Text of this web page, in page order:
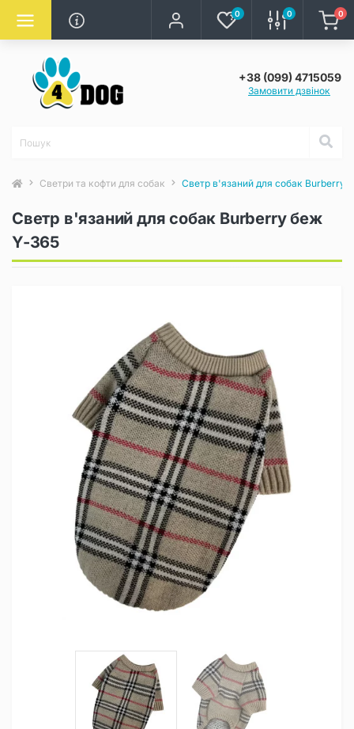
0 0 0
+38 (099) 4715059
Замовити дзвінок
Светри та кофти для собак Светр в'язаний для собак Burberry
Светр в'язаний для собак Burberry беж
Y-365